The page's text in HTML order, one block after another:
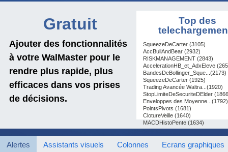
Gratuit
Ajouter des fonctionnalités
à votre WalMaster pour le
rendre plus rapide, plus
efficaces dans vos prises
de décisions.
Top des
SqueezeDeCarter (3105)
AccBullAndBear (2932)
RISKMANAGEMENT (2843)
AccelerationHB_et_AdxEleve
BandesDeBollinger_Sque...(2173)
SqueezeDeCarter (1925)
Trading Avancée Waltra...(1920)
StopLimiteDeSecuriteDElder
Enveloppes des Moyenne...(1792)
PointsPivots (1681)
ClotureVeille (1640)
MACDHistoPente (1634)
Alertes Assistants visuels Colonnes Ecrans graphiques